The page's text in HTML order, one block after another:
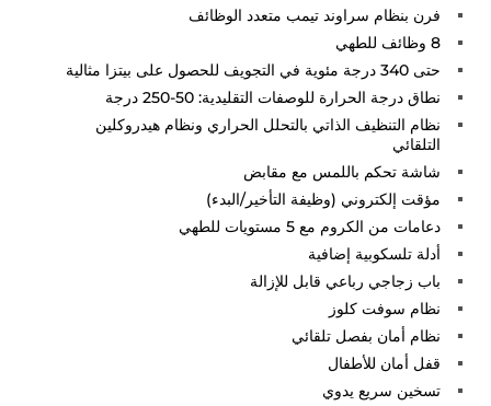
فرن بنظام سراوند تيمب متعدد الوظائف
8 وظائف للطهي
حتى 340 درجة مئوية في التجويف للحصول على بيتزا مثالية
نطاق درجة الحرارة للوصفات التقليدية: 50-250 درجة
نظام التنظيف الذاتي بالتحلل الحراري ونظام هيدروكلين
التلقائي
شاشة تحكم باللمس مع مقابض
مؤقت إلكتروني (وظيفة التأخير/البدء)
دعامات من الكروم مع 5 مستويات للطهي
أدلة تلسكوبية إضافية
باب زجاجي رباعي قابل للإزالة
نظام سوفت كلوز
نظام أمان بفصل تلقائي
قفل أمان للأطفال
تسخين سريع يدوي